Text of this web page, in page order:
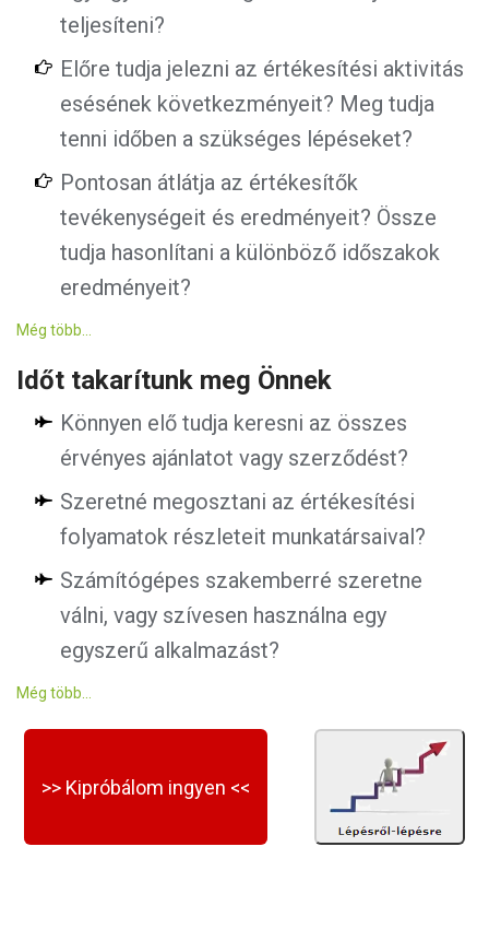
teljesíteni?
Előre tudja jelezni az értékesítési aktivitás
esésének következményeit? Meg tudja
tenni időben a szükséges lépéseket?
Pontosan átlátja az értékesítők
tevékenységeit és eredményeit? Össze
tudja hasonlítani a különböző időszakok
eredményeit?
Még több...
Időt takarítunk meg Önnek
Könnyen elő tudja keresni az összes
érvényes ajánlatot vagy szerződést?
Szeretné megosztani az értékesítési
folyamatok részleteit munkatársaival?
Számítógépes szakemberré szeretne
válni, vagy szívesen használna egy
egyszerű alkalmazást?
Még több...
>> Kipróbálom ingyen <<